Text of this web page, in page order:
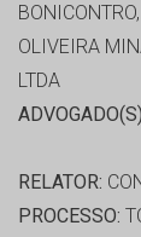
OLIVEIRA
LTDA
RELATOR:
PROCESSO: